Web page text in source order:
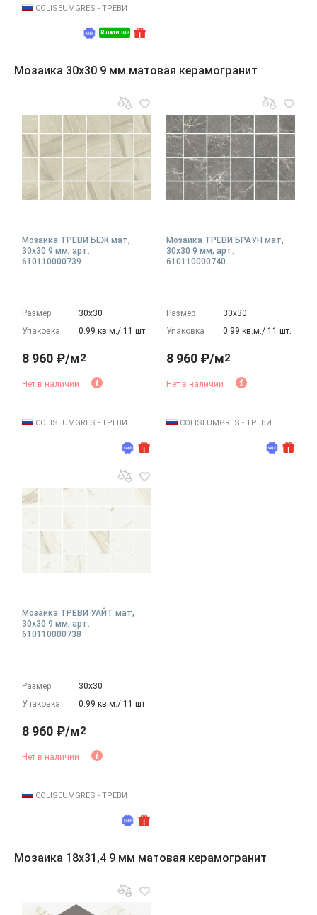
В наличии
COLISEUMGRES - ТРЕВИ
Мозаика 30x30 9 мм матовая керамогранит
Мозаика ТРЕВИ БЕЖ мат,
30x30 9 мм, арт.
610110000739
Размер
30х30
Упаковка
0.99 кв.м./ 11 шт.
8 960 ₽/м2
Нет в наличии
COLISEUMGRES - ТРЕВИ
Мозаика ТРЕВИ БРАУН мат,
30x30 9 мм, арт.
610110000740
Размер
30х30
Упаковка
0.99 кв.м./ 11 шт.
8 960 ₽/м2
Нет в наличии
COLISEUMGRES - ТРЕВИ
Мозаика ТРЕВИ УАЙТ мат,
30x30 9 мм, арт.
610110000738
Размер
30х30
Упаковка
0.99 кв.м./ 11 шт.
8 960 ₽/м2
Нет в наличии
COLISEUMGRES - ТРЕВИ
Мозаика 18x31,4 9 мм матовая керамогранит